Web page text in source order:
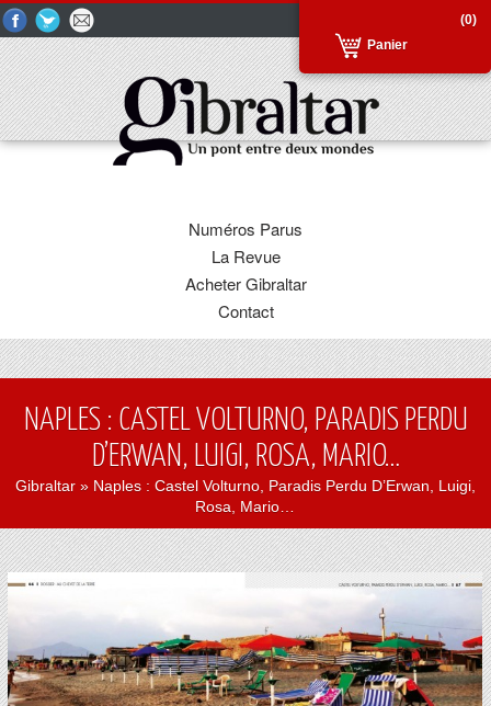
(0)
Panier
Numéros Parus
La Revue
Acheter Gibraltar
Contact
NAPLES : CASTEL VOLTURNO, PARADIS PERDU
D’ERWAN, LUIGI, ROSA, MARIO…
Gibraltar » Naples : Castel Volturno, Paradis Perdu D’Erwan, Luigi,
Rosa, Mario…